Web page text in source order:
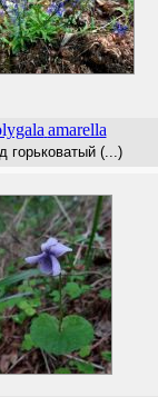
amarella
горьковатый (...)